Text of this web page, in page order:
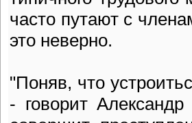
часто путают с
это неверно.
"Поняв, что
- говорит